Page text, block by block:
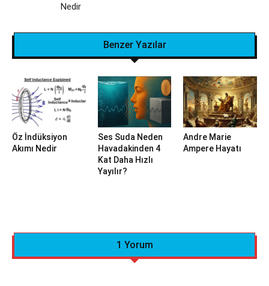
Nedir
Benzer Yazılar
Öz İndüksiyon
Akımı Nedir
Ses Suda Neden
Havadakinden 4
Kat Daha Hızlı
Yayılır?
Andre Marie
Ampere Hayatı
1 Yorum